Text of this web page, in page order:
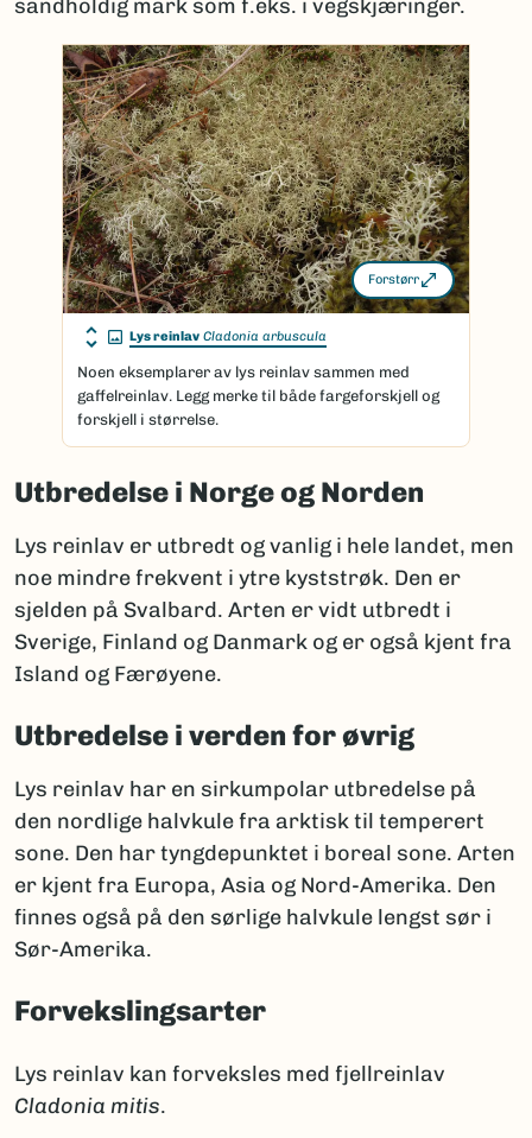
sandholdig mark som f.eks. i vegskjæringer.
Forstørr
Lys reinlav Cladonia arbuscula
Noen eksemplarer av lys reinlav sammen med
gaffelreinlav. Legg merke til både fargeforskjell og
forskjell i størrelse.
Utbredelse i Norge og Norden
Lys reinlav er utbredt og vanlig i hele landet, men
noe mindre frekvent i ytre kyststrøk. Den er
sjelden på Svalbard. Arten er vidt utbredt i
Sverige, Finland og Danmark og er også kjent fra
Island og Færøyene.
Utbredelse i verden for øvrig
Lys reinlav har en sirkumpolar utbredelse på
den nordlige halvkule fra arktisk til temperert
sone. Den har tyngdepunktet i boreal sone. Arten
er kjent fra Europa, Asia og Nord-Amerika. Den
finnes også på den sørlige halvkule lengst sør i
Sør-Amerika.
Forvekslingsarter
Lys reinlav kan forveksles med fjellreinlav
Cladonia mitis.